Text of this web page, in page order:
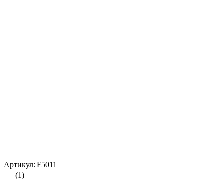
Артикул: F5011
(1)